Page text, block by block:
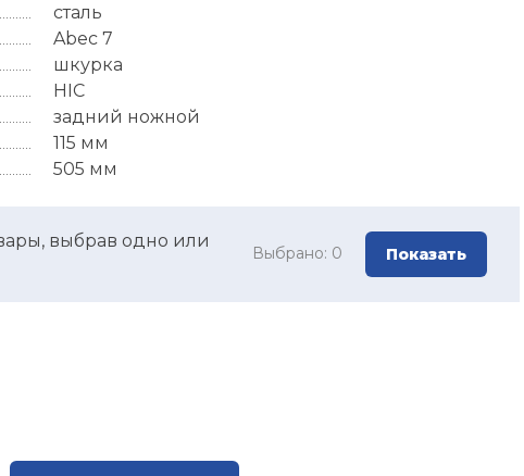
сталь
Abec 7
шкурка
HIC
задний ножной
115 мм
505 мм
выбрав одно или
Выбрано: 0 Показать